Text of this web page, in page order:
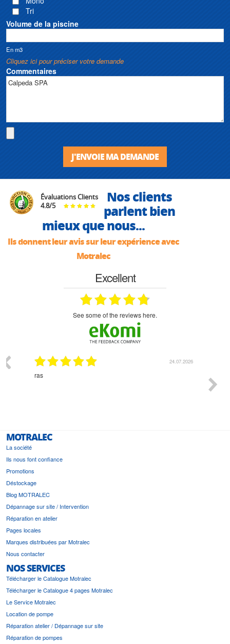
Tri
Volume de la piscine
En m3
Cliquez ici pour préciser votre demande
Commentaires
J'ENVOIE MA DEMANDE
Évaluations Clients
4.8/5
Nos clients
parlent bien
mieux que nous...
Ils donnent leur avis sur leur expérience avec
Motralec
Excellent
see some of the reviews here.
24.07.2026
ras
MOTRALEC
La société
Ils nous font confiance
Promotions
Déstockage
Blog MOTRALEC
Dépannage sur site / Intervention
Réparation en atelier
Pages locales
Marques distribuées par Motralec
Nous contacter
NOS SERVICES
Télécharger le Catalogue Motralec
Télécharger le Catalogue 4 pages Motralec
Le Service Motralec
Location de pompe
Réparation atelier / Dépannage sur site
Réparation de pompes